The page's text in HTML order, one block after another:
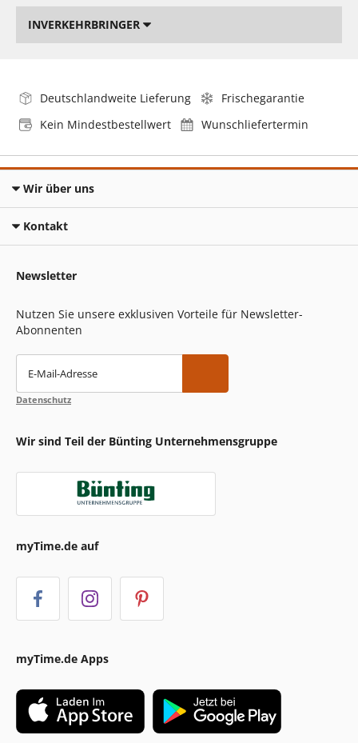
INVERKEHRBRINGER
Deutschlandweite Lieferung
Frischegarantie
Kein Mindestbestellwert
Wunschliefertermin
Wir über uns
Kontakt
Newsletter
Nutzen Sie unsere exklusiven Vorteile für Newsletter-
Abonnenten
E-Mail-Adresse
Datenschutz
Wir sind Teil der Bünting Unternehmensgruppe
myTime.de auf
myTime.de Apps